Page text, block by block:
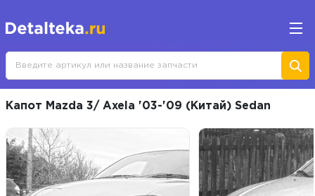
Капот Mazda 3/ Axela '03-'09 (Китай) Sedan